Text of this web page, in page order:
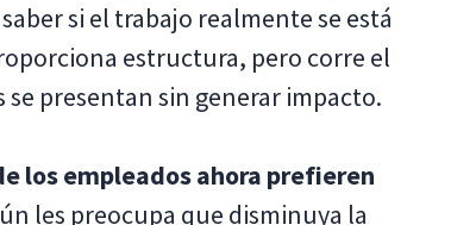
si el trabajo realmente se está
estructura, pero corre el
presentan sin generar impacto.
los empleados ahora prefieren
les preocupa que disminuya la